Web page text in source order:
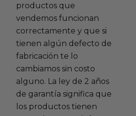
productos que
vendemos funcionan
correctamente y que si
tienen algún defecto de
fabricación te lo
cambiamos sin costo
alguno. La ley de 2 años
de garantía significa que
los productos tienen